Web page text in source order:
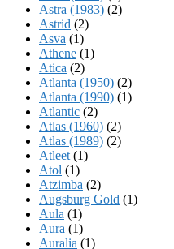
Astra (1983) (2)
Astrid (2)
Asva (1)
Athene (1)
Atica (2)
Atlanta (1950) (2)
Atlanta (1990) (1)
Atlantic (2)
Atlas (1960) (2)
Atlas (1989) (2)
Atleet (1)
Atol (1)
Atzimba (2)
Augsburg Gold (1)
Aula (1)
Aura (1)
Auralia (1)